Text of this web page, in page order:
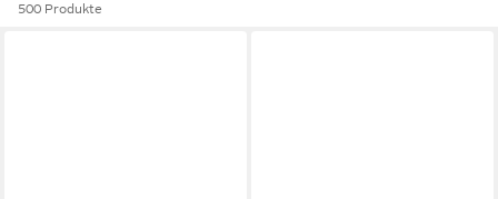
500 Produkte